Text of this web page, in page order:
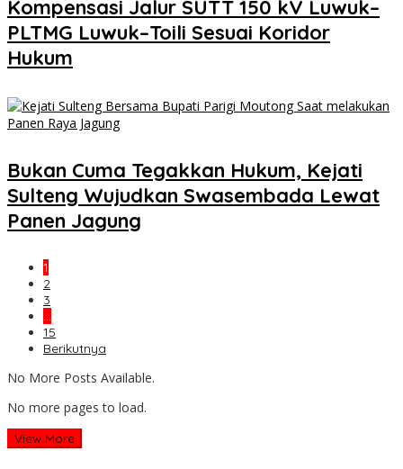
Kompensasi Jalur SUTT 150 kV Luwuk–
PLTMG Luwuk–Toili Sesuai Koridor
Hukum
Bukan Cuma Tegakkan Hukum, Kejati
Sulteng Wujudkan Swasembada Lewat
Panen Jagung
1
2
3
…
15
Berikutnya
No More Posts Available.
No more pages to load.
View More